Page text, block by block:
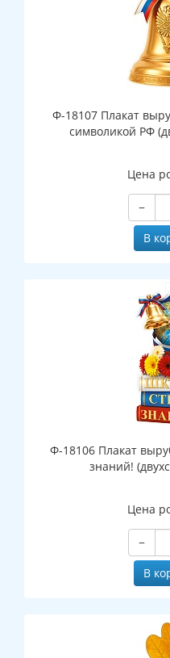
Ф-18107 Плакат
символикой РФ
Цена
−
В
Ф-18106 Плакат
знаний!
Цена
−
В